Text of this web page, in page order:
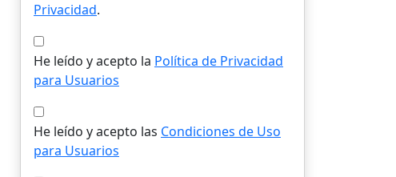
Privacidad.
He leído y acepto la Política de Privacidad
para Usuarios
He leído y acepto las Condiciones de Uso
para Usuarios